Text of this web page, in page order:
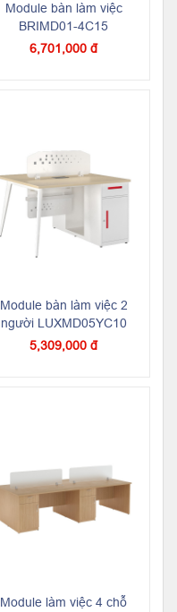
Module bàn làm việc
BRIMD01-4C15
6,701,000 đ
Module bàn làm việc 2
người LUXMD05YC10
5,309,000 đ
Module làm việc 4 chỗ